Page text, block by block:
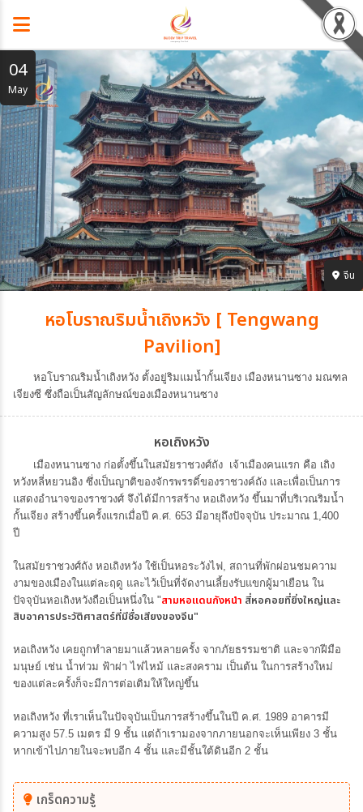
04
May
จีน
หอโบราณริมน้ำเถิงหวัง [ Tengwang
Pavilion]
หอโบราณริมน้ำเถิงหวัง ตั้งอยู่ริมแมน้ำกั้นเจียง เมืองหนานซาง มณฑล
เจียงซี ซึ่งถือเป็นสัญลักษณ์ของเมืองหนานซาง
หอเถิงหวัง
เมืองหนานซาง ก่อตั้งขึ้นในสมัยราชวงศ์ถัง เจ้าเมืองคนแรก คือ เถิง
หวังหลี่หยวนอิง ซึ่งเป็นญาติของจักรพรรดิ์ของราชวงค์ถัง และเพื่อเป็นการ
แสดงอำนาจของราชวงศ์ จึงได้มีการสร้าง หอเถิงหวัง ขึ้นมาที่บริเวณริมน้ำ
กั้นเจียง สร้างขึ้นครั้งแรกเมื่อปี ค.ศ. 653 มีอายุถึงปัจจุบัน ประมาณ 1,400
ปี
ในสมัยราชวงศ์ถัง หอเถิงหวัง ใช้เป็นหอระวังไฟ, สถานที่พักผ่อนชมความ
งามของเมืองในแต่ละฤดู และไว้เป็นที่จัดงานเลี้ยงรับแขกผู้มาเยือน ใน
ปัจจุบันหอเถิงหวังถือเป็นหนึ่งใน "สามหอแดนกังหนำ สี่หอคอยที่ยิ่งใหญ่และ
สิบอาคารประวัติศาสตร์ที่มีชื่อเสียงของจีน"
หอเถิงหวัง เคยถูกทำลายมาแล้วหลายครั้ง จากภัยธรรมชาติ และจากฝีมือ
มนุษย์ เช่น น้ำท่วม ฟ้าผ่า ไฟไหม้ และสงคราม เป็นต้น ในการสร้างใหม่
ของแต่ละครั้งก็จะมีการต่อเติมให้ใหญ่ขึ้น
หอเถิงหวัง ที่เราเห็นในปัจจุบันเป็นการสร้างขึ้นในปี ค.ศ. 1989 อาคารมี
ความสูง 57.5 เมตร มี 9 ชั้น แต่ถ้าเรามองจากภายนอกจะเห็นเพียง 3 ชั้น
หากเข้าไปภายในจะพบอีก 4 ชั้น และมีชั้นใต้ดินอีก 2 ชั้น
เกร็ดความรู้